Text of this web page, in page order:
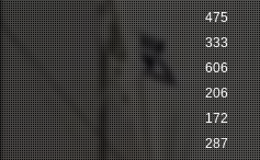
475
333
606
206
172
287